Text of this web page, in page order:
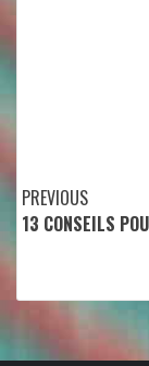
Continue
Reading
PREVIOUS
13 CONSEILS